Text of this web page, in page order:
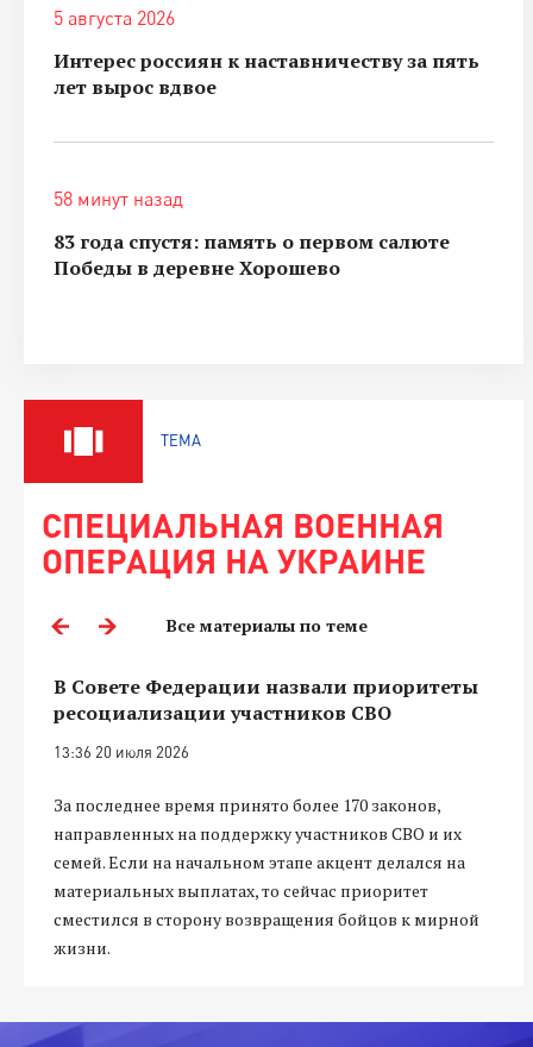
5 августа 2026
Интерес россиян к наставничеству за пять
лет вырос вдвое
58 минут назад
83 года спустя: память о первом салюте
Победы в деревне Хорошево
ТЕМА
СПЕЦИАЛЬНАЯ ВОЕННАЯ
ОПЕРАЦИЯ НА УКРАИНЕ
Все материалы по теме
В Совете Федерации назвали приоритеты
ресоциализации участников СВО
13:36 20 июля 2026
За последнее время принято более 170 законов,
направленных на поддержку участников СВО и их
семей. Если на начальном этапе акцент делался на
материальных выплатах, то сейчас приоритет
сместился в сторону возвращения бойцов к мирной
жизни.